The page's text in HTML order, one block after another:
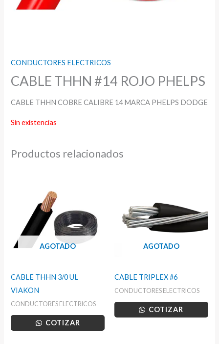
CONDUCTORES ELECTRICOS
CABLE THHN #14 ROJO PHELPS
CABLE THHN COBRE CALIBRE 14 MARCA PHELPS DODGE
Sin existencias
Productos relacionados
AGOTADO
CABLE THHN 3/0 UL
VIAKON
CONDUCTORES ELECTRICOS
COTIZAR
AGOTADO
CABLE TRIPLEX #6
CONDUCTORES ELECTRICOS
COTIZAR